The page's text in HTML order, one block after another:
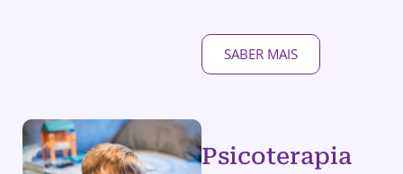
SABER MAIS
Psicoterapia